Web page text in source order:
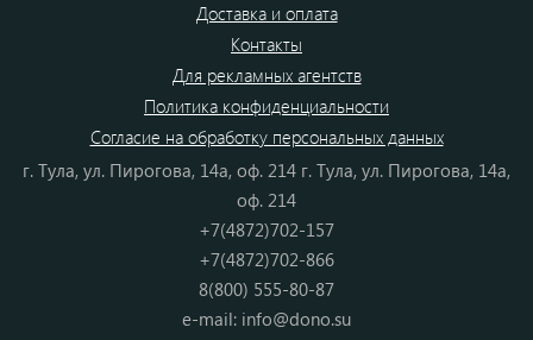
Доставка и оплата
Контакты
Для рекламных агентств
Политика конфиденциальности
Согласие на обработку персональных данных
г. Тула, ул. Пирогова, 14а, оф. 214 г. Тула, ул. Пирогова, 14а,
оф. 214
+7(4872)702-157
+7(4872)702-866
8(800) 555-80-87
e-mail: info@dono.su